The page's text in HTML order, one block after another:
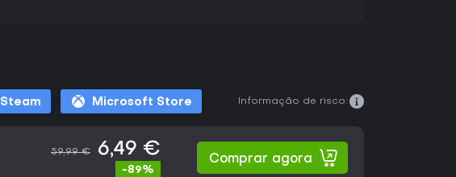
Steam Microsoft Store Informação de risco:
59,99 € 6,49 €
-89%
Comprar agora